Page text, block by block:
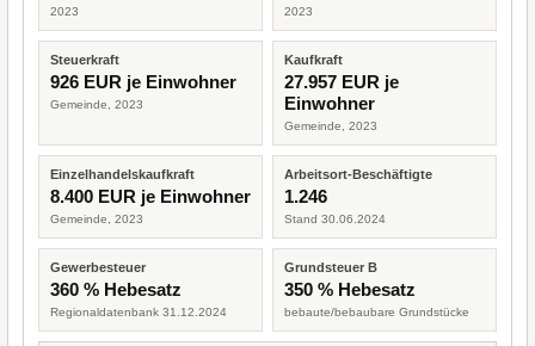
2023 2023
Steuerkraft
926 EUR je Einwohner
Gemeinde, 2023
Kaufkraft
27.957 EUR je
Einwohner
Gemeinde, 2023
Einzelhandelskaufkraft
8.400 EUR je Einwohner
Gemeinde, 2023
Arbeitsort-Beschäftigte
1.246
Stand 30.06.2024
Gewerbesteuer
360 % Hebesatz
Regionaldatenbank 31.12.2024
Grundsteuer B
350 % Hebesatz
bebaute/bebaubare Grundstücke